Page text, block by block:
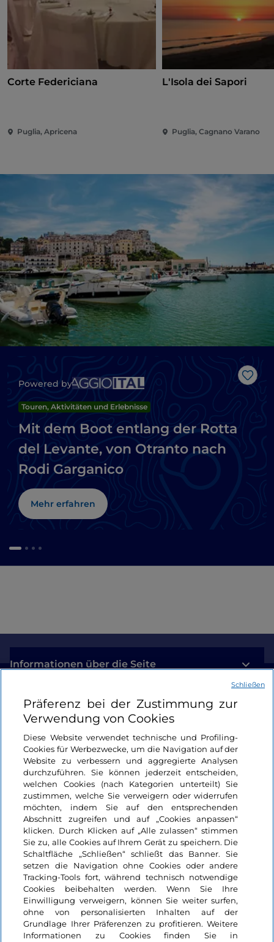
Corte Federiciana
Puglia, Apricena
L'Isola dei Sapori
Puglia, Cagnano Varano
Like
Powered by
Touren, Aktivitäten und Erlebnisse
Mit dem Boot entlang der Rotta
del Levante, von Otranto nach
Rodi Garganico
Mehr erfahren
Informationen über die Seite
Nützliche Links
Login
Bleiben wir in Kontakt
Präferenz bei der Zustimmung zur
Verwendung von Cookies
Diese Website verwendet technische und Profiling-
Cookies für Werbezwecke, um die Navigation auf der
Website zu verbessern und aggregierte Analysen
durchzuführen. Sie können jederzeit entscheiden,
welchen Cookies (nach Kategorien unterteilt) Sie
zustimmen, welche Sie verweigern oder widerrufen
möchten, indem Sie auf den entsprechenden
Abschnitt zugreifen und auf „Cookies anpassen“
klicken. Durch Klicken auf „Alle zulassen“ stimmen
Sie zu, alle Cookies auf Ihrem Gerät zu speichern. Die
Schaltfläche „Schließen“ schließt das Banner. Sie
setzen die Navigation ohne Cookies oder andere
Tracking-Tools fort, während technisch notwendige
Cookies beibehalten werden. Wenn Sie Ihre
Einwilligung verweigern, können Sie weiter surfen,
ohne von personalisierten Inhalten auf der
Grundlage Ihrer Präferenzen zu profitieren. Weitere
Informationen zu Cookies finden Sie in
Schließen